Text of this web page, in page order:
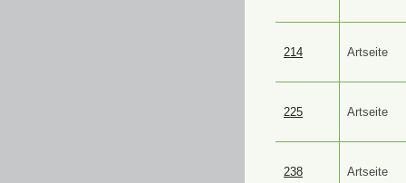
214 Artseite
225 Artseite
238 Artseite